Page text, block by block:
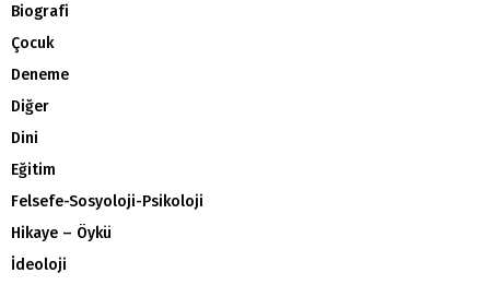
Biografi
Çocuk
Deneme
Diğer
Dini
Eğitim
Felsefe-Sosyoloji-Psikoloji
Hikaye – Öykü
İdeoloji